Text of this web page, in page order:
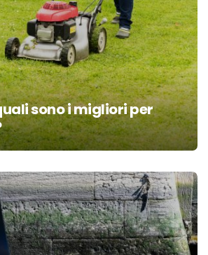
sono i migliori per